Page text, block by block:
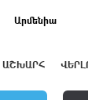
Արմենիա
ԱՇԽԱՐՀ